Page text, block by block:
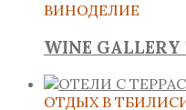
ВИНОДЕЛИЕ
WINE
ОТДЫХ В